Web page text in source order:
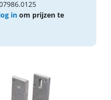
in om prijzen te